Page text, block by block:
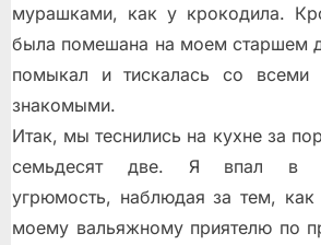
мурашками, как у крокодила.
была помешана на моем старшем
помыкал и тискалась со всеми
знакомыми.
Итак, мы теснились на кухне за
семьдесят две. Я впал в
угрюмость, наблюдая за тем,
моему вальяжному приятелю по